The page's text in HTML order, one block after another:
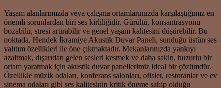
Yaşam alanlarımızda veya çalışma ortamlarımızda karşılaştığımız en
önemli sorunlardan biri ses kirliliğidir. Gürültü, konsantrasyonu
bozabilir, stresi artırabilir ve genel yaşam kalitesini düşürebilir. Bu
noktada, Hendek İkramiye Akustik Duvar Paneli, sunduğu üstün ses
yalıtım özellikleri ile öne çıkmaktadır. Mekanlarınızda yankıyı
azaltmak, dışarıdan gelen sesleri kesmek ve daha sakin, huzurlu bir
ortam yaratmak için akustik duvar panellerimiz ideal bir çözümdür.
Özellikle müzik odaları, konferans salonları, ofisler, restoranlar ve ev
sinema odaları gibi ses kalitesinin kritik öneme sahip olduğu